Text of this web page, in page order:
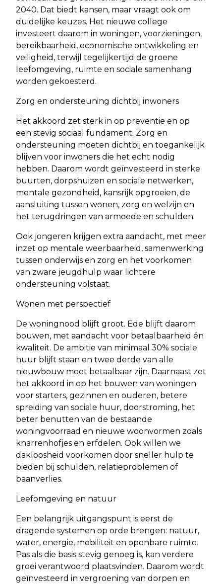
2040. Dat biedt kansen, maar vraagt ook om
duidelijke keuzes. Het nieuwe college
investeert daarom in woningen, voorzieningen,
bereikbaarheid, economische ontwikkeling en
veiligheid, terwijl tegelijkertijd de groene
leefomgeving, ruimte en sociale samenhang
worden gekoesterd.
Zorg en ondersteuning dichtbij inwoners
Het akkoord zet sterk in op preventie en op
een stevig sociaal fundament. Zorg en
ondersteuning moeten dichtbij en toegankelijk
blijven voor inwoners die het echt nodig
hebben. Daarom wordt geïnvesteerd in sterke
buurten, dorpshuizen en sociale netwerken,
mentale gezondheid, kansrijk opgroeien, de
aansluiting tussen wonen, zorg en welzijn en
het terugdringen van armoede en schulden.
Ook jongeren krijgen extra aandacht, met meer
inzet op mentale weerbaarheid, samenwerking
tussen onderwijs en zorg en het voorkomen
van zware jeugdhulp waar lichtere
ondersteuning volstaat.
Wonen met perspectief
De woningnood blijft groot. Ede blijft daarom
bouwen, met aandacht voor betaalbaarheid én
kwaliteit. De ambitie van minimaal 30% sociale
huur blijft staan en twee derde van alle
nieuwbouw moet betaalbaar zijn. Daarnaast zet
het akkoord in op het bouwen van woningen
voor starters, gezinnen en ouderen, betere
spreiding van sociale huur, doorstroming, het
beter benutten van de bestaande
woningvoorraad en nieuwe woonvormen zoals
knarrenhofjes en erfdelen. Ook willen we
dakloosheid voorkomen door sneller hulp te
bieden bij schulden, relatieproblemen of
baanverlies.
Leefomgeving en natuur
Een belangrijk uitgangspunt is eerst de
dragende systemen op orde brengen: natuur,
water, energie, mobiliteit en openbare ruimte.
Pas als die basis stevig genoeg is, kan verdere
groei verantwoord plaatsvinden. Daarom wordt
geïnvesteerd in vergroening van dorpen en